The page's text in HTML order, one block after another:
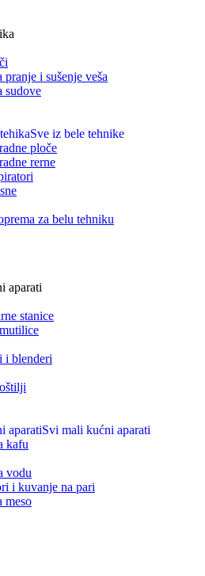
pranje i sušenje veša
sudove
Sve iz bele tehnike
ploče
rerne
za belu tehniku
aparati
stanice
i blenderi
aparatiSvi mali kućni aparati
kafu
vodu
i kuvanje na pari
meso